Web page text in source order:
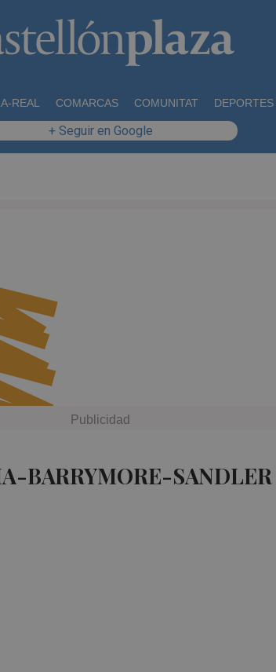
REAL COMARCAS COMUNITAT DEPORTES
+ Seguir en Google
BARRYMORE-